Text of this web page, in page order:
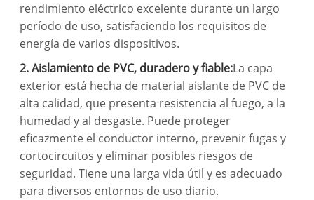
rendimiento eléctrico excelente durante un largo
período de uso, satisfaciendo los requisitos de
energía de varios dispositivos.
2. Aislamiento de PVC, duradero y fiable:La capa
exterior está hecha de material aislante de PVC de
alta calidad, que presenta resistencia al fuego, a la
humedad y al desgaste. Puede proteger
eficazmente el conductor interno, prevenir fugas y
cortocircuitos y eliminar posibles riesgos de
seguridad. Tiene una larga vida útil y es adecuado
para diversos entornos de uso diario.